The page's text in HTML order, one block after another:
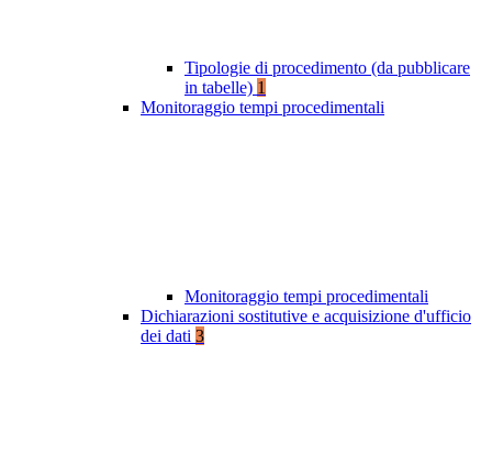
Tipologie di procedimento (da pubblicare
in tabelle) 1
Monitoraggio tempi procedimentali
Monitoraggio tempi procedimentali
Dichiarazioni sostitutive e acquisizione d'ufficio
dei dati 3